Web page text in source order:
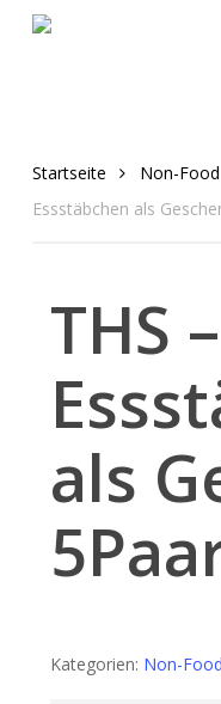
Startseite Non-Food
Essstäbchen als
THS –
als
Kategorien: Non-Food